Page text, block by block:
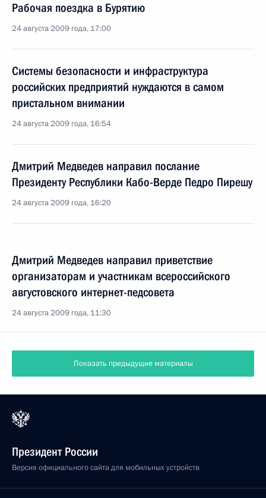
Рабочая поездка в Бурятию
24 августа 2009 года, 17:00
Системы безопасности и инфраструктура
российских предприятий нуждаются в самом
пристальном внимании
24 августа 2009 года, 16:54
Дмитрий Медведев направил послание
Президенту Республики Кабо-Верде Педро Пирешу
24 августа 2009 года, 16:20
Дмитрий Медведев направил приветствие
организаторам и участникам всероссийского
августовского интернет-педсовета
24 августа 2009 года, 11:30
Показать предыдущие материалы
Президент России
Версия официального сайта для мобильных устройств